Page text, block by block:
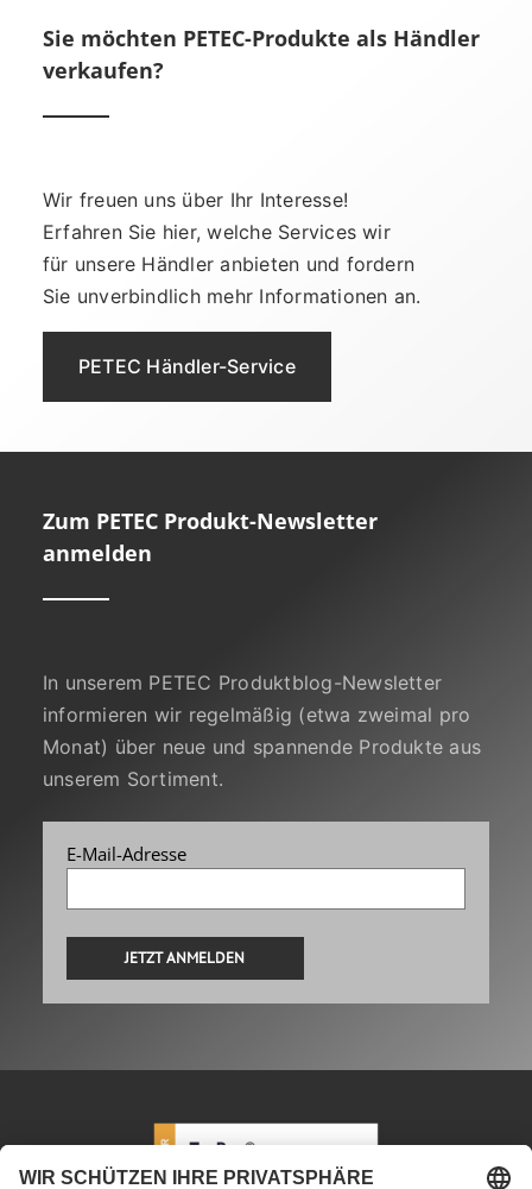
Sie möchten PETEC-Produkte als Händler
verkaufen?
Wir freuen uns über Ihr Interesse!
Erfahren Sie hier, welche Services wir
für unsere Händler anbieten und fordern
Sie unverbindlich mehr Informationen an.
PETEC Händler-Service
Zum PETEC Produkt-Newsletter
anmelden
In unserem PETEC Produktblog-Newsletter
informieren wir regelmäßig (etwa zweimal pro
Monat) über neue und spannende Produkte aus
unserem Sortiment.
E-Mail-Adresse